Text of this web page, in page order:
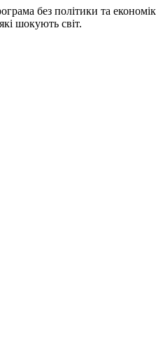
без політики та
шокують світ.